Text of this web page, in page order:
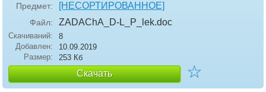
Предмет: [НЕСОРТИРОВАННОЕ]
Файл: ZADAChA_D-L_P_lek.doc
Скачиваний:
8
Добавлен:
10.09.2019
Размер:
253 Кб
Скачать ☆